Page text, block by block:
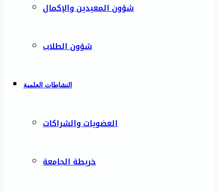
شؤون المعيدين والإكمال
شؤون الطلاب
النشاطات العلمية
العضويات والشراكات
خريطة الجامعة